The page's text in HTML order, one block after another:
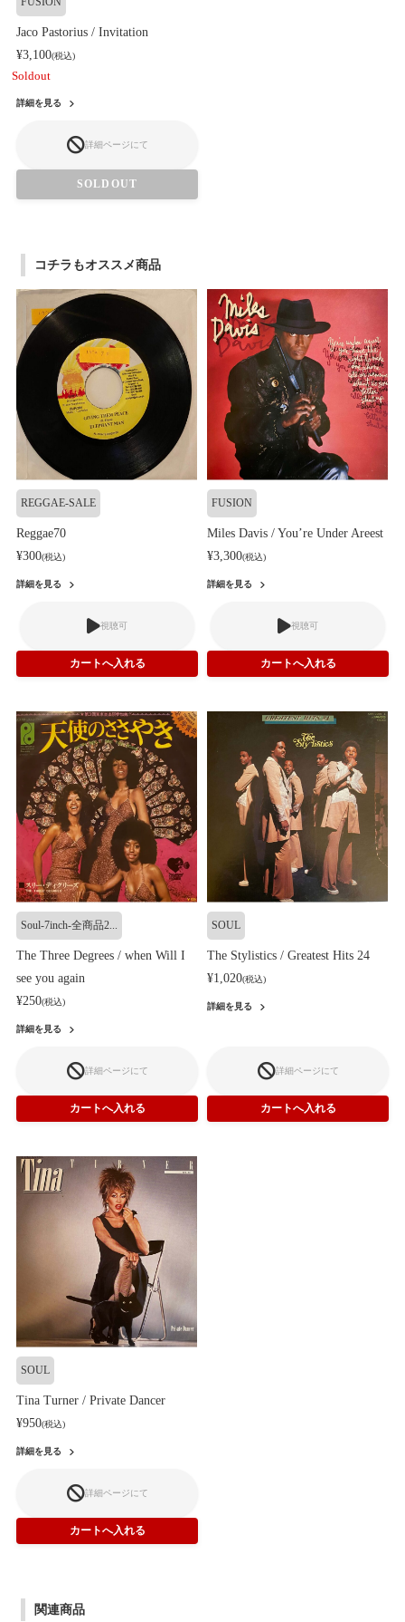
Jaco Pastorius / Invitation
¥3,100(税込)
Soldout
詳細を見る
詳細ページにて
SOLDOUT
コチラもオススメ商品
REGGAE-SALE
Reggae70
¥300(税込)
詳細を見る
視聴可
FUSION
Miles Davis / You’re Under Areest
¥3,300(税込)
詳細を見る
視聴可
Soul-7inch-全商品2...
The Three Degrees / when Will I
see you again
¥250(税込)
詳細を見る
詳細ページにて
SOUL
The Stylistics / Greatest Hits 24
¥1,020(税込)
詳細を見る
詳細ページにて
SOUL
Tina Turner / Private Dancer
¥950(税込)
詳細を見る
詳細ページにて
関連商品